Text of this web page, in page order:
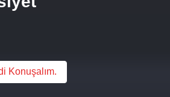
Konuşalım.